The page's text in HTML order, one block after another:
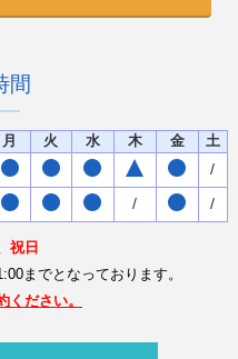
間
月 火 水 木 金 土
/
/ /
祝日
までとなっております。
ださい。